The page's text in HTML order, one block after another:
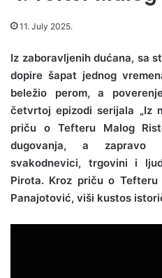
11. July 2025.
Iz zaboravljenih dućana, sa
dopire šapat jednog
beležio perom, a
četvrtoj epizodi serijala „Iz
priču o Tefteru Malog
dugovanja, a zapravo
svakodnevici, trgovini i
Pirota. Kroz priču o
Panajotović, viši kustos